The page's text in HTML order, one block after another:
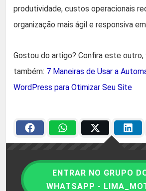
produtividade, custos operacionais
organização mais ágil e responsiva
Gostou do artigo? Confira este
também: 7 Maneiras de Usar a
WordPress para Otimizar Seu Site
ENTRAR NO GRUPO
WHATSAPP -